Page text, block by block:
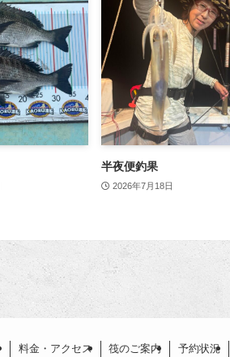
半夜便釣果
2026年7月18日
料金・アクセス 筏のご案内 予約状況